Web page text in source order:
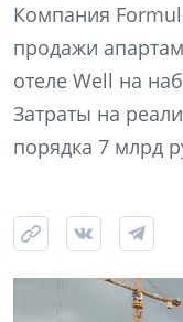
Компания
продажи
отеле Well на
Затраты на
порядка 7 млрд